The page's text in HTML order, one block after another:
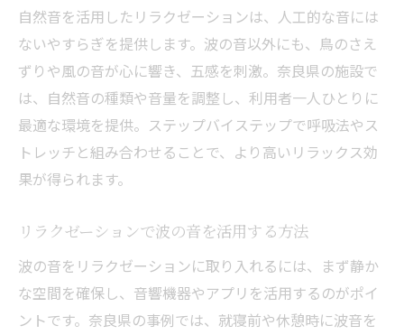
自然音を活用したリラクゼーションは、人工的な音には
ないやすらぎを提供します。波の音以外にも、鳥のさえ
ずりや風の音が心に響き、五感を刺激。奈良県の施設で
は、自然音の種類や音量を調整し、利用者一人ひとりに
最適な環境を提供。ステップバイステップで呼吸法やス
トレッチと組み合わせることで、より高いリラックス効
果が得られます。
リラクゼーションで波の音を活用する方法
波の音をリラクゼーションに取り入れるには、まず静か
な空間を確保し、音響機器やアプリを活用するのがポイ
ントです。奈良県の事例では、就寝前や休憩時に波音を